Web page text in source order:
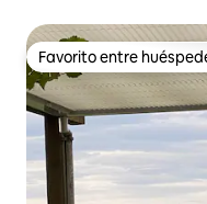
Favorito entre
Favorito entre